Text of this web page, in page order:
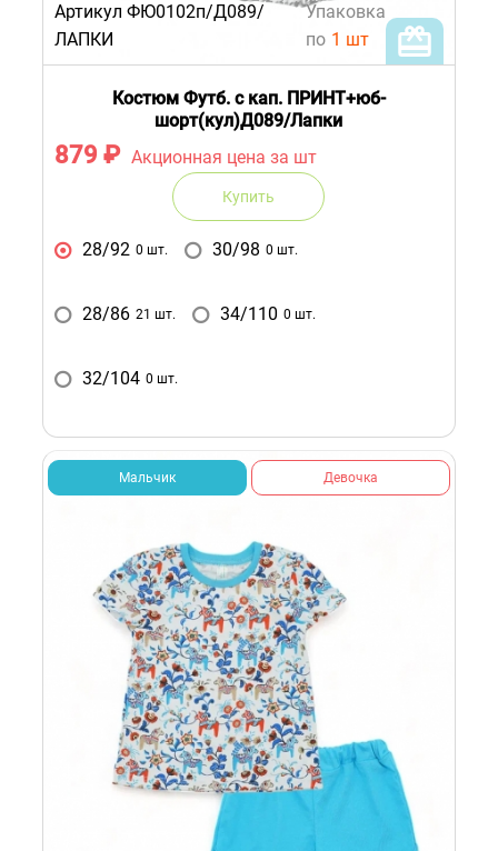
Артикул ФЮ0102п/Д089/
ЛАПКИ
Упаковка
по 1 шт
Костюм Футб. с кап. ПРИНТ+юб-
шорт(кул)Д089/Лапки
879 ₽ Акционная цена за шт
Купить
28/92 0 шт. 30/98 0 шт.
28/86 21 шт. 34/110 0 шт.
32/104 0 шт.
Мальчик Девочка